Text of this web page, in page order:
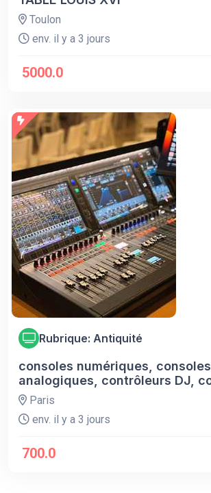
Toulon
env. il y a 3 jours
5000.0
Rubrique: Antiquité
consoles numériques, consoles
analogiques, contrôleurs DJ,
Paris
env. il y a 3 jours
700.0